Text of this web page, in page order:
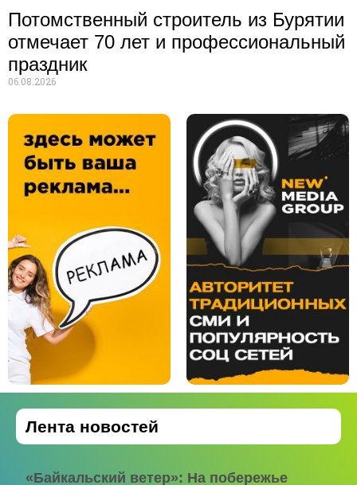
Потомственный строитель из Бурятии
отмечает 70 лет и профессиональный
праздник
06.08.2026
Лента новостей
«Байкальский ветер»: На побережье